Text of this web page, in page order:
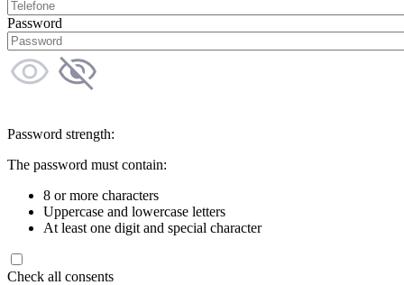
Password
Password strength:
The password must contain:
8 or more characters
Uppercase and lowercase letters
At least one digit and special character
Check all consents